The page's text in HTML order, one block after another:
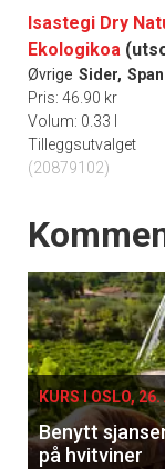
Isastegi Dry
Ekologikoa
Øvrige Sider,
Pris: 46.90 kr
Volum: 0.33 l
Tilleggsutvalget
(20879102)
Events
KURS I OSLO,
Benytt
på hvitviner